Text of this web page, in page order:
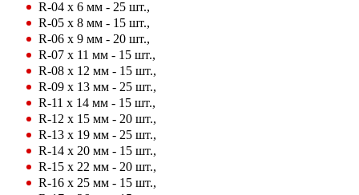
R-04 х 6 мм - 25 шт.,
R-05 х 8 мм - 15 шт.,
R-06 х 9 мм - 20 шт.,
R-07 х 11 мм - 15 шт.,
R-08 х 12 мм - 15 шт.,
R-09 х 13 мм - 25 шт.,
R-11 х 14 мм - 15 шт.,
R-12 х 15 мм - 20 шт.,
R-13 х 19 мм - 25 шт.,
R-14 х 20 мм - 15 шт.,
R-15 х 22 мм - 20 шт.,
R-16 х 25 мм - 15 шт.,